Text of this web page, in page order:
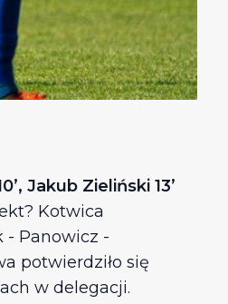
Jakub Zieliński 13’
Kotwica
- Panowicz -
potwierdziło się
w delegacji.